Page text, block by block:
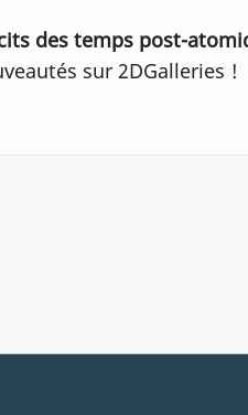
des temps post-
sur 2DGalleries !